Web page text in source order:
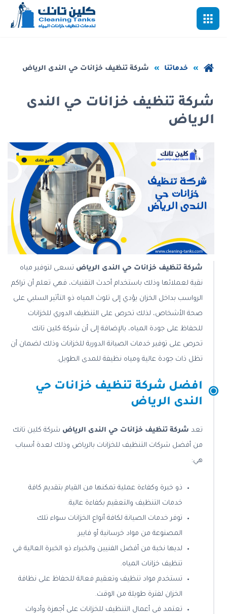
تخطي
الصفحة
الرئيسية
خدماتنا شركة تنظيف خزانات حي الندى الرياض
شركة تنظيف خزانات حي الندى
الرياض
شركة تنظيف خزانات حي الندى الرياض تسعى لتوفير مياه
نقية لعملائها وذلك باستخدام أحدث التقنيات، فهي تعلم أن تراكم
الرواسب بداخل الخزان يؤدي إلى تلوث المياه ذو التأثير السلبي على
صحة الأشخاص، لذلك تحرص على التنظيف الدوري للخزانات
للحفاظ على جودة المياه، بالإضافة إلى أن شركة كلين تانك
تحرص على توفير خدمات الصيانة الدورية للخزانات وذلك لضمان أن
تظل ذات جودة عالية ومياه نظيفة للمدى الطويل.
افضل شركة تنظيف خزانات حي
الندى الرياض
تعد شركة تنظيف خزانات حي الندى الرياض شركة كلين تانك
من أفضل شركات التنظيف للخزانات بالرياض وذلك لعدة أسباب
هي:
ذو خبرة وكفاءة عملية تمكنها من القيام بتقديم كافة
خدمات التنظيف والتعقيم بكفاءة عالية.
توفر خدمات الصيانة لكافة أنواع الخزانات سواء تلك
المصنوعة من مواد خرسانية أو فايبر.
لديها نخبة من أفضل الفنيين والخبراء ذو الخبرة العالية في
تنظيف خزانات المياه.
تستخدم مواد تنظيف وتعقيم فعالة للحفاظ على نظافة
الخزان لفترة طويلة من الوقت.
تعتمد فى أعمال التنظيف للخزانات على أجهزة وأدوات